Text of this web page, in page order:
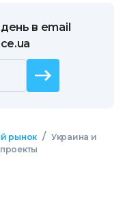
в email
рынок / Украина и